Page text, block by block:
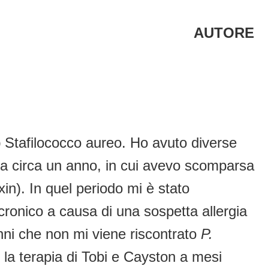
AUTORE
aureo. Ho avuto diverse
circa un anno, in cui avevo scomparsa
In quel periodo mi è stato
a causa di una sospetta allergia
che non mi viene riscontrato P.
terapia di Tobi e Cayston a mesi